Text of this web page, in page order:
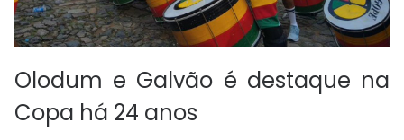
Olodum e Galvão é destaque na
Copa há 24 anos